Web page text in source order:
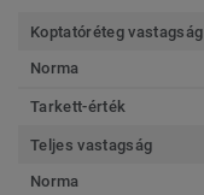
Koptatóréteg vastagság
Norma
Tarkett-érték
Teljes vastagság
Norma